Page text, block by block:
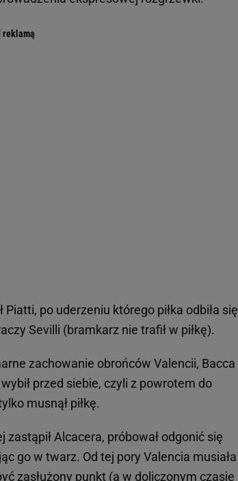
po uderzeniu którego piłka odbiła się
Sevilli (bramkarz nie trafił w piłkę).
zachowanie obrońców Valencii, Bacca
przed siebie, czyli z powrotem do
musnął piłkę.
Alcacera, próbował odgonić się
go w twarz. Od tej pory Valencia musiała
zasłużony punkt (a w doliczonym czasie